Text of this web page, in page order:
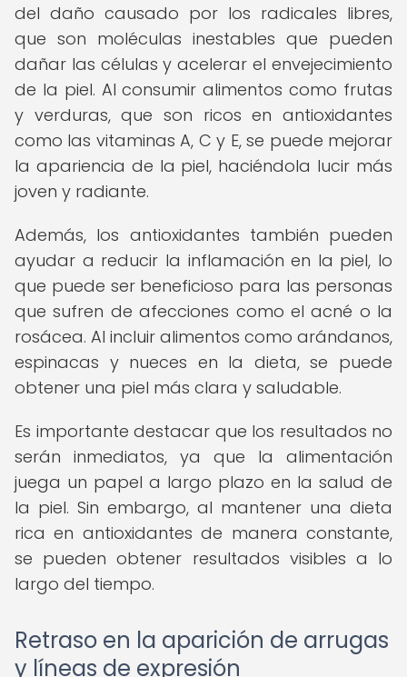
del daño causado por los radicales libres,
que son moléculas inestables que pueden
dañar las células y acelerar el envejecimiento
de la piel. Al consumir alimentos como frutas
y verduras, que son ricos en antioxidantes
como las vitaminas A, C y E, se puede mejorar
la apariencia de la piel, haciéndola lucir más
joven y radiante.
Además, los antioxidantes también pueden
ayudar a reducir la inflamación en la piel, lo
que puede ser beneficioso para las personas
que sufren de afecciones como el acné o la
rosácea. Al incluir alimentos como arándanos,
espinacas y nueces en la dieta, se puede
obtener una piel más clara y saludable.
Es importante destacar que los resultados no
serán inmediatos, ya que la alimentación
juega un papel a largo plazo en la salud de
la piel. Sin embargo, al mantener una dieta
rica en antioxidantes de manera constante,
se pueden obtener resultados visibles a lo
largo del tiempo.
Retraso en la aparición de arrugas
y líneas de expresión